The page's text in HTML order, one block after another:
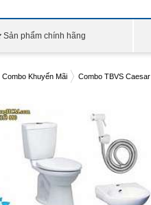
Sản phẩm chính hãng
Combo Khuyến Mãi Combo TBVS Caesar